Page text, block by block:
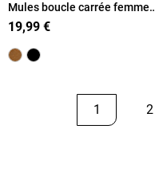
Mules boucle carrée femme
camel (36-41)
19,99 €
1 2